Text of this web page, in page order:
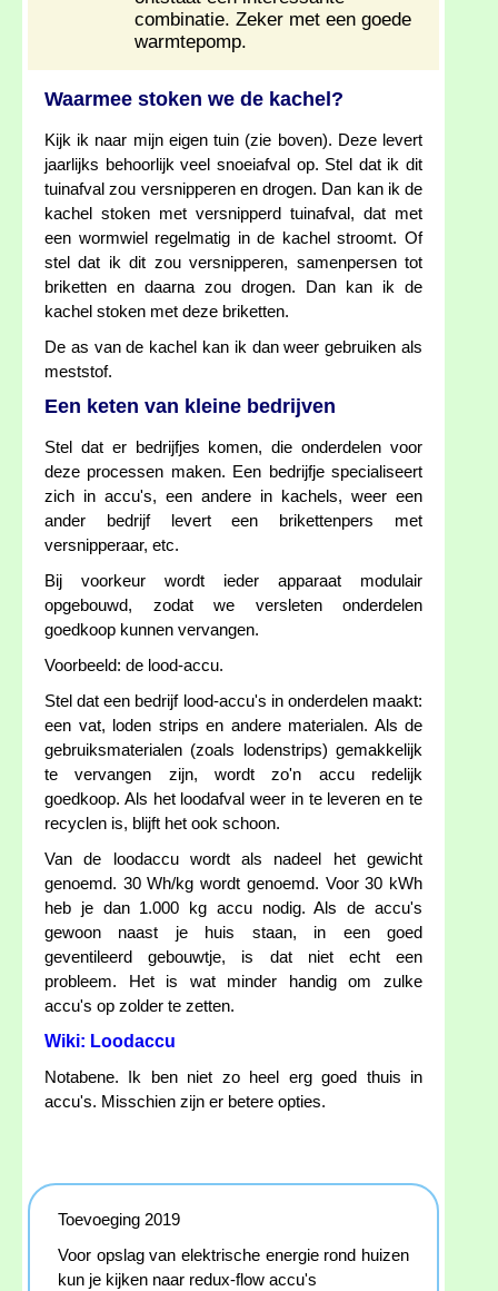
combinatie. Zeker met een goede
warmtepomp.
Waarmee stoken we de kachel?
Kijk ik naar mijn eigen tuin (zie boven). Deze levert
jaarlijks behoorlijk veel snoeiafval op. Stel dat ik dit
tuinafval zou versnipperen en drogen. Dan kan ik de
kachel stoken met versnipperd tuinafval, dat met
een wormwiel regelmatig in de kachel stroomt. Of
stel dat ik dit zou versnipperen, samenpersen tot
briketten en daarna zou drogen. Dan kan ik de
kachel stoken met deze briketten.
De as van de kachel kan ik dan weer gebruiken als
meststof.
Een keten van kleine bedrijven
Stel dat er bedrijfjes komen, die onderdelen voor
deze processen maken. Een bedrijfje specialiseert
zich in accu's, een andere in kachels, weer een
ander bedrijf levert een brikettenpers met
versnipperaar, etc.
Bij voorkeur wordt ieder apparaat modulair
opgebouwd, zodat we versleten onderdelen
goedkoop kunnen vervangen.
Voorbeeld: de lood-accu.
Stel dat een bedrijf lood-accu's in onderdelen maakt:
een vat, loden strips en andere materialen. Als de
gebruiksmaterialen (zoals lodenstrips) gemakkelijk
te vervangen zijn, wordt zo'n accu redelijk
goedkoop. Als het loodafval weer in te leveren en te
recyclen is, blijft het ook schoon.
Van de loodaccu wordt als nadeel het gewicht
genoemd. 30 Wh/kg wordt genoemd. Voor 30 kWh
heb je dan 1.000 kg accu nodig. Als de accu's
gewoon naast je huis staan, in een goed
geventileerd gebouwtje, is dat niet echt een
probleem. Het is wat minder handig om zulke
accu's op zolder te zetten.
Wiki: Loodaccu
Notabene. Ik ben niet zo heel erg goed thuis in
accu's. Misschien zijn er betere opties.
Toevoeging 2019
Voor opslag van elektrische energie rond huizen
kun je kijken naar redux-flow accu's